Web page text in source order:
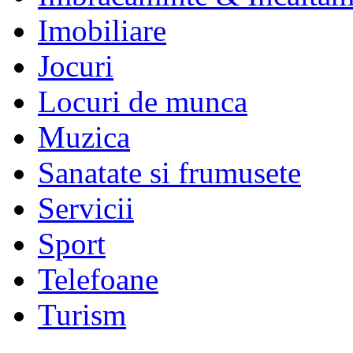
Imobiliare
Jocuri
Locuri de munca
Muzica
Sanatate si frumusete
Servicii
Sport
Telefoane
Turism